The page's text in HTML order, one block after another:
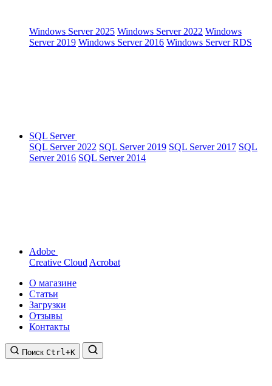
Windows Server 2025 Windows Server 2022 Windows
Server 2019 Windows Server 2016 Windows Server RDS
SQL Server
SQL Server 2022 SQL Server 2019 SQL Server 2017 SQL
Server 2016 SQL Server 2014
Adobe
Creative Cloud Acrobat
О магазине
Статьи
Загрузки
Отзывы
Контакты
Поиск Ctrl+K